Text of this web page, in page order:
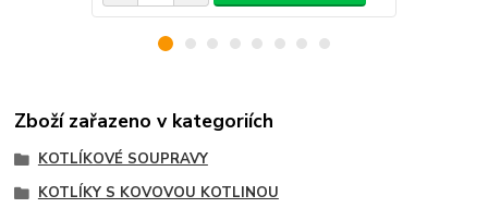
Zboží zařazeno v kategoriích
KOTLÍKOVÉ SOUPRAVY
KOTLÍKY S KOVOVOU KOTLINOU